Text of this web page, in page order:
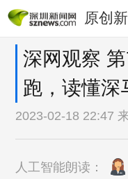
原创
深网观察
跑，读懂深
2023-02-18 22:47
人工智能朗读：